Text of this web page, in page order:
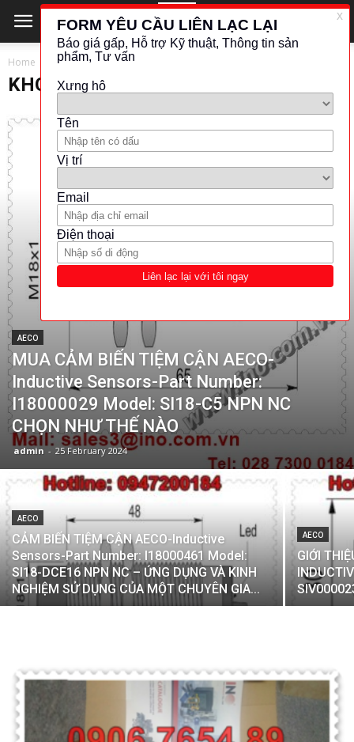
Home KHOẢNG CÁCH - VỊ TRÍ
KHOẢNG CÁCH - VỊ TRÍ
AECO
MUA CẢM BIẾN TIỆM CẬN AECO-
Inductive Sensors-Part Number:
I18000029 Model: SI18-C5 NPN NC
CHỌN NHƯ THẾ NÀO
admin - 25 February 2024
AECO
CẢM BIẾN TIỆM CẬN AECO-Inductive
Sensors-Part Number: I18000461 Model:
SI18-DCE16 NPN NC – ỨNG DỤNG VÀ KINH
NGHIỆM SỬ DỤNG CỦA MỘT CHUYÊN GIA...
AECO
GIỚI